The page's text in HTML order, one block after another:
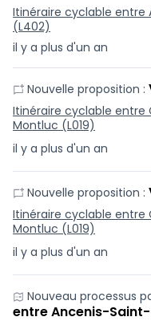
il y a plus d'un an
Itinéraire cyclable
(L402)
il y a plus d'un an
Nouvelle proposition :
Itinéraire cyclable
Montluc (L019)
il y a plus d'un an
Nouvelle proposition :
Itinéraire cyclable
Montluc (L019)
Nouveau processus
entre Ancenis-